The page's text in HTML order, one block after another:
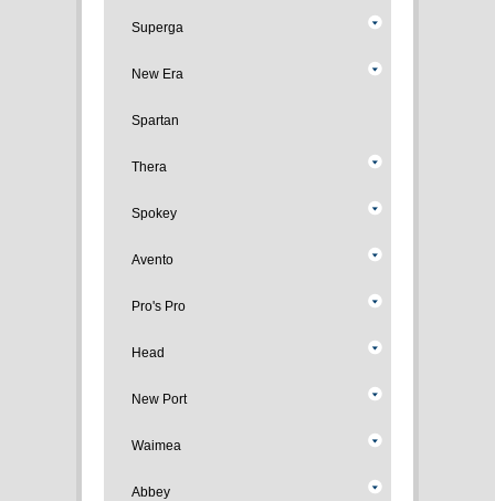
Superga
New Era
Spartan
Thera
Spokey
Avento
Pro's Pro
Head
New Port
Waimea
Abbey